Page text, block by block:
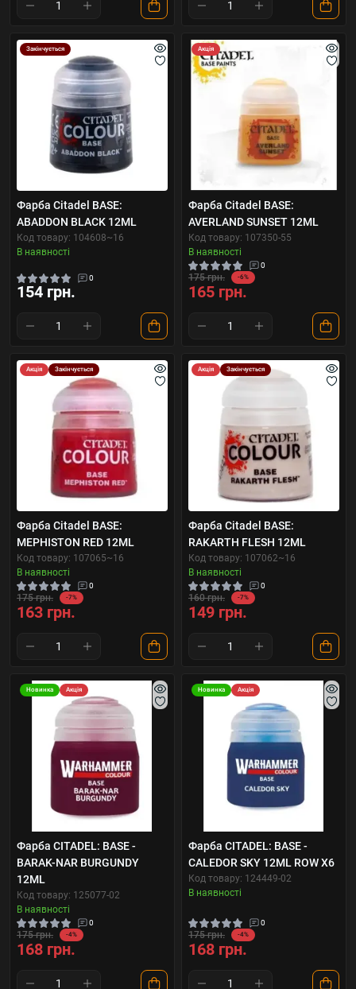
Закінчується
Фарба Citadel BASE:
ABADDON BLACK 12ML
Код товару: 104608~16
В наявності
0
154 грн.
Акція
Фарба Citadel BASE:
AVERLAND SUNSET 12ML
Код товару: 107350-55
В наявності
0
175 грн. -6%
165 грн.
Акція Закінчується
Фарба Citadel BASE:
MEPHISTON RED 12ML
Код товару: 107065~16
В наявності
0
175 грн. -7%
163 грн.
Акція Закінчується
Фарба Citadel BASE:
RAKARTH FLESH 12ML
Код товару: 107062~16
В наявності
0
160 грн. -7%
149 грн.
Новинка Акція
Фарба CITADEL: BASE -
BARAK-NAR BURGUNDY
12ML
Код товару: 125077-02
В наявності
0
175 грн. -4%
168 грн.
Новинка Акція
Фарба CITADEL: BASE -
CALEDOR SKY 12ML ROW X6
Код товару: 124449-02
В наявності
0
175 грн. -4%
168 грн.